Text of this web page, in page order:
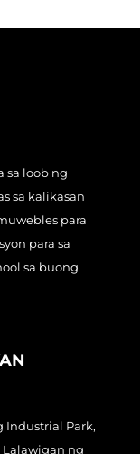
sa loob ng
sa kalikasan
para
para sa
sa buong
Industrial Park,
Lalawigan ng